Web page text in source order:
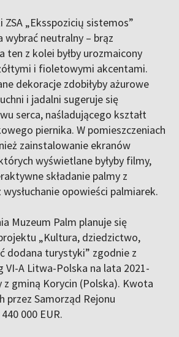
„Eksspozicių sistemos”
wybrać neutralny – brąz
ten z kolei byłby urozmaicony
i fioletowymi akcentami.
dekoracje zdobiłyby ażurowe
i jadalni sugeruje się
serca, naśladującego kształt
piernika. W pomieszczeniach
zainstalowanie ekranów
wyświetlane byłyby filmy,
składanie palmy z
opowieści palmiarek.
Muzeum Palm planuje się
„Kultura, dziedzictwo,
dodana turystyki” zgodnie z
A Litwa-Polska na lata 2021-
z gminą Korycin (Polska). Kwota
przez Samorząd Rejonu
000 EUR.